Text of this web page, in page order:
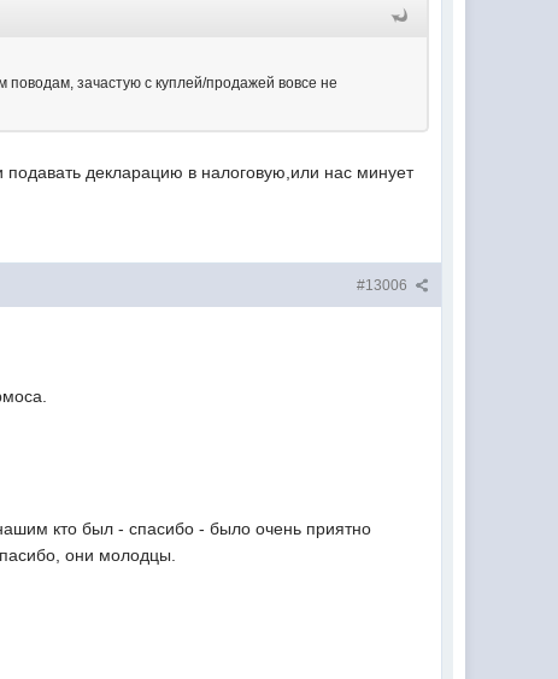
зачастую с куплей/продажей вовсе не
декларацию в налоговую,или нас минует
#13006
кто был - спасибо - было очень приятно
они молодцы.